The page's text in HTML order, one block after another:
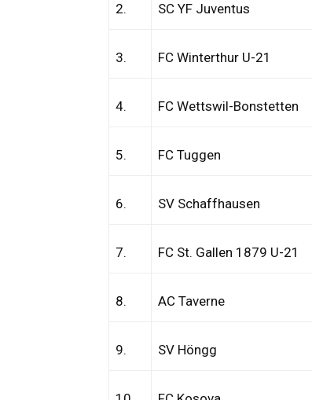
2. SC YF Juventus
3. FC Winterthur U-21
4. FC Wettswil-Bonstetten
5. FC Tuggen
6. SV Schaffhausen
7. FC St. Gallen 1879 U-21
8. AC Taverne
9. SV Höngg